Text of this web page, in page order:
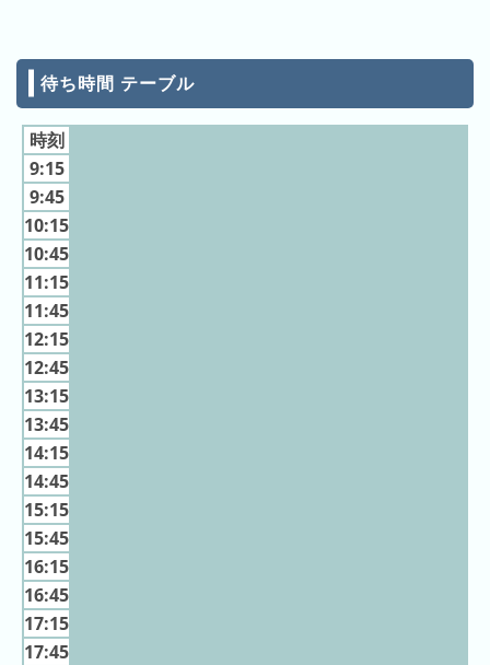
ラ
キ
ン
グ
今
年
の
ラ
ン
キ
ン
グ
去
年
の
ラ
ン
キ
ン
グ
待ち時間 テーブル
時刻
9:15
9:45
10:15
10:45
11:15
11:45
12:15
12:45
13:15
13:45
14:15
14:45
15:15
15:45
16:15
16:45
17:15
17:45